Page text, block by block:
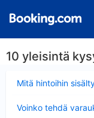
10 yleisintä
Mitä hintoihin
Voinko tehdä